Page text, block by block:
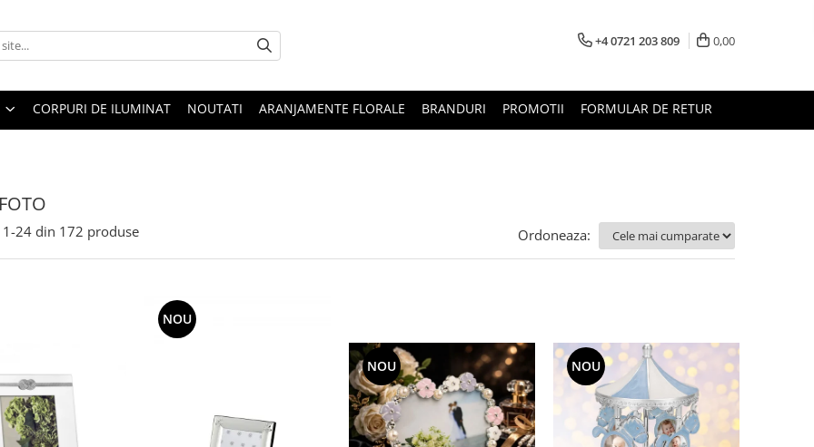
+4 0721 203 809 0,00
CORPURI DE ILUMINAT NOUTATI ARANJAMENTE FLORALE BRANDURI PROMOTII FORMULAR DE RETUR
1-24 din 172 produse Ordoneaza:
NOU
NOU NOU